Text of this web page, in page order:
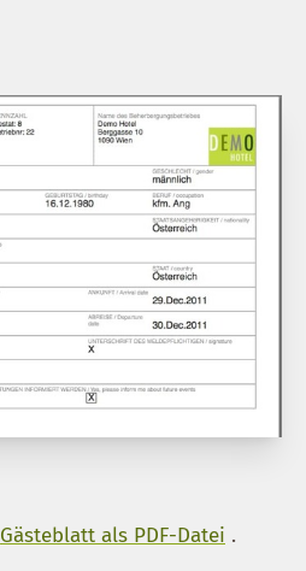
Gästeblatt als PDF-Datei .